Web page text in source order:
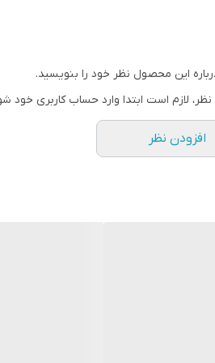
این محصول نظر خود را بنویسید.
لازم است ابتدا وارد حساب کاربری خود
افزودن نظر